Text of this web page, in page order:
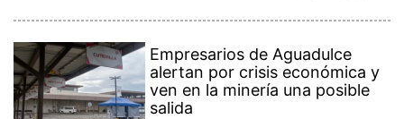
Empresarios de Aguadulce
alertan por crisis económica y
ven en la minería una posible
salida